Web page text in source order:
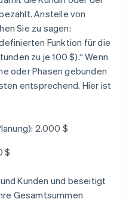
Anstelle von
Sie zu sagen:
Funktion für die
zu je 100 $).“ Wenn
oder Phasen gebunden
entsprechend. Hier ist
2.000 $
$
Kunden und beseitigt
Gesamtsummen